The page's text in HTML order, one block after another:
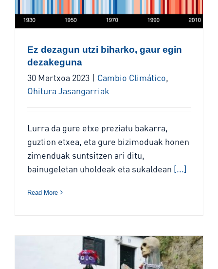
Ez dezagun utzi biharko, gaur egin
dezakeguna
30 Martxoa 2023 | Cambio Climático,
Ohitura Jasangarriak
Lurra da gure etxe preziatu bakarra,
guztion etxea, eta gure bizimoduak honen
zimenduak suntsitzen ari ditu,
bainugeletan uholdeak eta sukaldean [...]
Read More